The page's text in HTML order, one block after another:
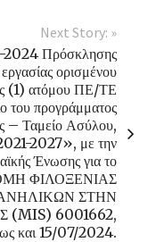
Next Story: »
2024 Πρόσκλησης
ορισμένου
(1) ατόμου ΠΕ/ΤΕ
του προγράμματος
– Ταμείο Ασύλου,
2027», με την
Ένωσης για το
ΦΙΛΟΞΕΝΙΑΣ
ΣΤΗΝ
(MIS) 6001662,
και 15/07/2024.